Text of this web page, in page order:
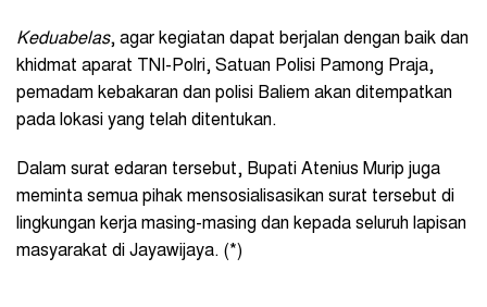
Keduabelas, agar kegiatan dapat berjalan dengan baik dan
khidmat aparat TNI-Polri, Satuan Polisi Pamong Praja,
pemadam kebakaran dan polisi Baliem akan ditempatkan
pada lokasi yang telah ditentukan.
Dalam surat edaran tersebut, Bupati Atenius Murip juga
meminta semua pihak mensosialisasikan surat tersebut di
lingkungan kerja masing-masing dan kepada seluruh lapisan
masyarakat di Jayawijaya. (*)